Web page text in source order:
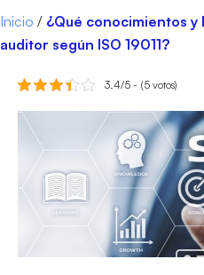
Inicio / ¿Qué conocimientos
auditor según ISO 19011?
3.4/5 - (5 votos)